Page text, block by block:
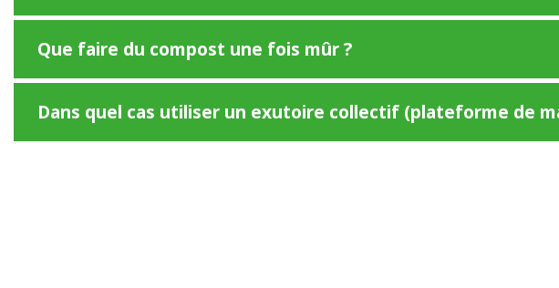
Que faire du compost une fois mûr ?
Dans quel cas utiliser un exutoire collectif (plateforme de